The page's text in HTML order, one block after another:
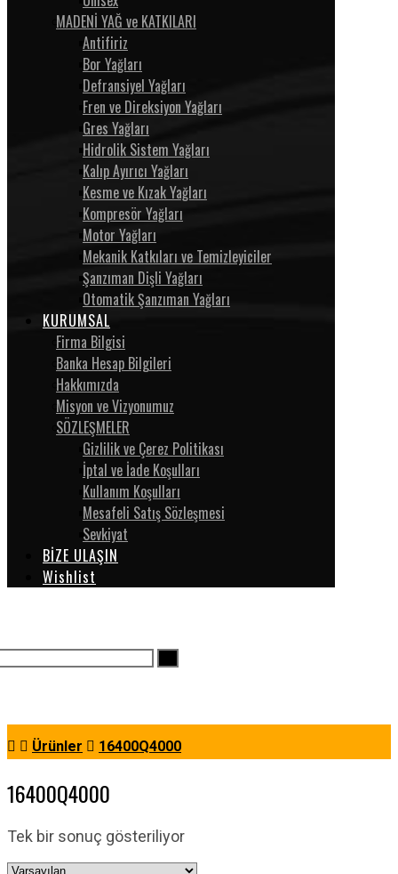
MADENİ YAĞ ve KATKILARI
Antifiriz
Bor Yağları
Defransiyel Yağları
Fren ve Direksiyon Yağları
Gres Yağları
Hidrolik Sistem Yağları
Kalıp Ayırıcı Yağları
Kesme ve Kızak Yağları
Kompresör Yağları
Motor Yağları
Mekanik Katkıları ve Temizleyiciler
Şanzıman Dişli Yağları
Otomatik Şanzıman Yağları
KURUMSAL
Firma Bilgisi
Banka Hesap Bilgileri
Hakkımızda
Misyon ve Vizyonumuz
SÖZLEŞMELER
Gizlilik ve Çerez Politikası
İptal ve İade Koşulları
Kullanım Koşulları
Mesafeli Satış Sözleşmesi
Sevkiyat
BİZE ULAŞIN
Wishlist
Ürünler 16400Q4000
16400Q4000
Tek bir sonuç gösteriliyor